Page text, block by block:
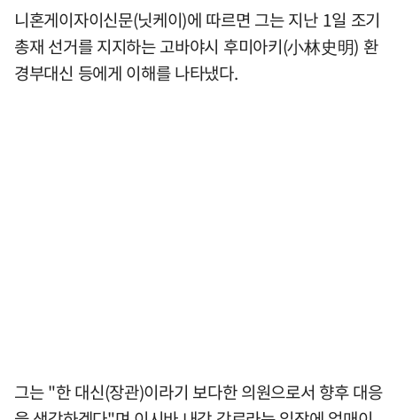
니혼게이자이신문(닛케이)에 따르면 그는 지난 1일 조기
총재 선거를 지지하는 고바야시 후미아키(小林史明) 환
경부대신 등에게 이해를 나타냈다.
그는 "한 대신(장관)이라기 보다한 의원으로서 향후 대응